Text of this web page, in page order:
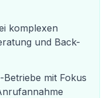
komplexen
und Back-
mit Fokus